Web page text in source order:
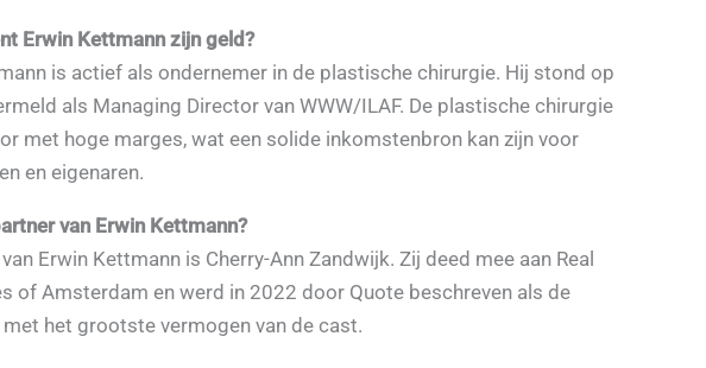
Erwin Kettmann zijn geld?
is actief als ondernemer in de plastische chirurgie. Hij stond op
als Managing Director van WWW/ILAF. De plastische chirurgie
met hoge marges, wat een solide inkomstenbron kan zijn voor
en eigenaren.
van Erwin Kettmann?
Erwin Kettmann is Cherry-Ann Zandwijk. Zij deed mee aan Real
of Amsterdam en werd in 2022 door Quote beschreven als de
het grootste vermogen van de cast.